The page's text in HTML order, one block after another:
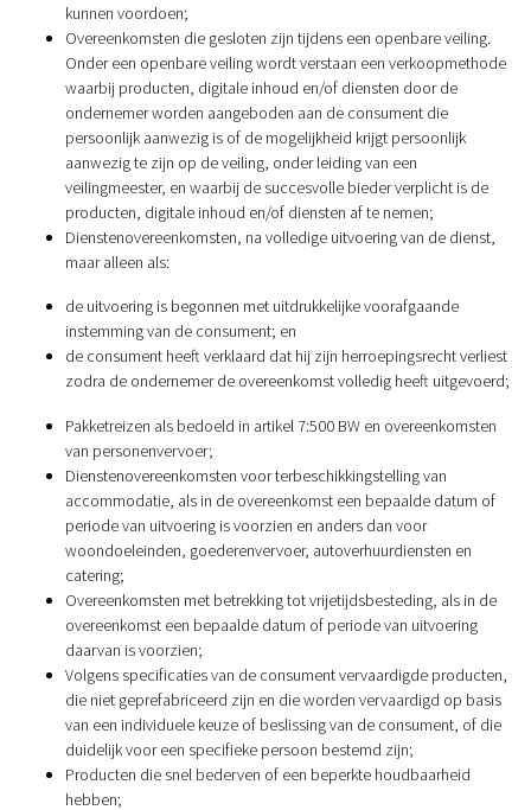
kunnen voordoen;
Overeenkomsten die gesloten zijn tijdens een openbare veiling.
Onder een openbare veiling wordt verstaan een verkoopmethode
waarbij producten, digitale inhoud en/of diensten door de
ondernemer worden aangeboden aan de consument die
persoonlijk aanwezig is of de mogelijkheid krijgt persoonlijk
aanwezig te zijn op de veiling, onder leiding van een
veilingmeester, en waarbij de succesvolle bieder verplicht is de
producten, digitale inhoud en/of diensten af te nemen;
Dienstenovereenkomsten, na volledige uitvoering van de dienst,
maar alleen als:
de uitvoering is begonnen met uitdrukkelijke voorafgaande
instemming van de consument; en
de consument heeft verklaard dat hij zijn herroepingsrecht verliest
zodra de ondernemer de overeenkomst volledig heeft uitgevoerd;
Pakketreizen als bedoeld in artikel 7:500 BW en overeenkomsten
van personenvervoer;
Dienstenovereenkomsten voor terbeschikkingstelling van
accommodatie, als in de overeenkomst een bepaalde datum of
periode van uitvoering is voorzien en anders dan voor
woondoeleinden, goederenvervoer, autoverhuurdiensten en
catering;
Overeenkomsten met betrekking tot vrijetijdsbesteding, als in de
overeenkomst een bepaalde datum of periode van uitvoering
daarvan is voorzien;
Volgens specificaties van de consument vervaardigde producten,
die niet geprefabriceerd zijn en die worden vervaardigd op basis
van een individuele keuze of beslissing van de consument, of die
duidelijk voor een specifieke persoon bestemd zijn;
Producten die snel bederven of een beperkte houdbaarheid
hebben;